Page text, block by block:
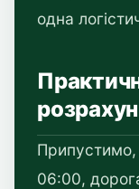
одна
Припустимо,
06:00,